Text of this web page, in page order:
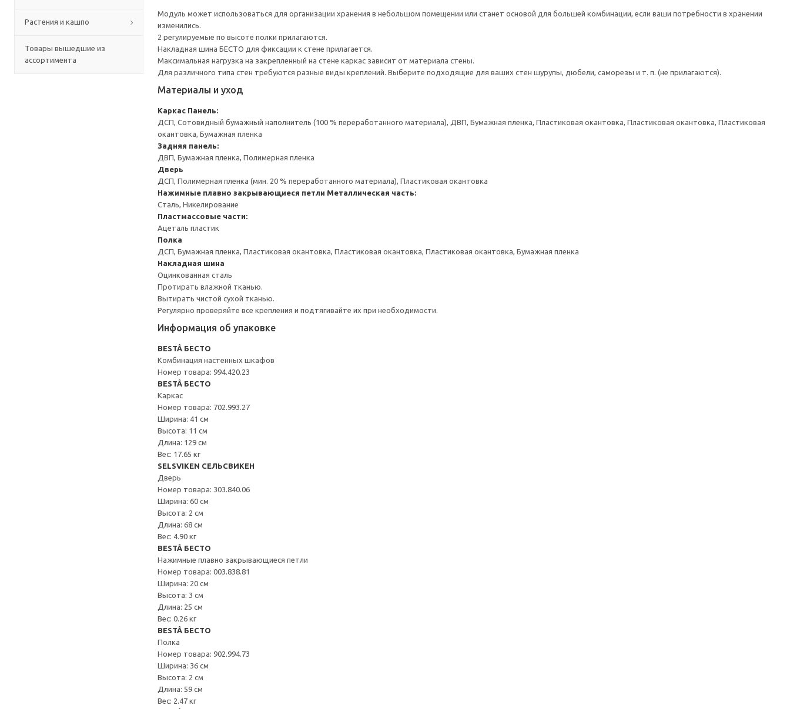
Растения и кашпо
Товары вышедшие из
ассортимента
Модуль может использоваться для организации хранения в небольшом помещении или станет основой для большей комбинации, если ваши потребности в хранении
изменились.
2 регулируемые по высоте полки прилагаются.
Накладная шина БЕСТО для фиксации к стене прилагается.
Максимальная нагрузка на закрепленный на стене каркас зависит от материала стены.
Для различного типа стен требуются разные виды креплений. Выберите подходящие для ваших стен шурупы, дюбели, саморезы и т. п. (не прилагаются).
Материалы и уход
Каркас Панель:
ДСП, Сотовидный бумажный наполнитель (100 % переработанного материала), ДВП, Бумажная пленка, Пластиковая окантовка, Пластиковая окантовка, Пластиковая
окантовка, Бумажная пленка
Задняя панель:
ДВП, Бумажная пленка, Полимерная пленка
Дверь
ДСП, Полимерная пленка (мин. 20 % переработанного материала), Пластиковая окантовка
Нажимные плавно закрывающиеся петли Металлическая часть:
Сталь, Никелирование
Пластмассовые части:
Ацеталь пластик
Полка
ДСП, Бумажная пленка, Пластиковая окантовка, Пластиковая окантовка, Пластиковая окантовка, Бумажная пленка
Накладная шина
Оцинкованная сталь
Протирать влажной тканью.
Вытирать чистой сухой тканью.
Регулярно проверяйте все крепления и подтягивайте их при необходимости.
Информация об упаковке
BESTÅ БЕСТО
Комбинация настенных шкафов
Номер товара: 994.420.23
BESTÅ БЕСТО
Каркас
Номер товара: 702.993.27
Ширина: 41 см
Высота: 11 см
Длина: 129 см
Вес: 17.65 кг
SELSVIKEN СЕЛЬСВИКЕН
Дверь
Номер товара: 303.840.06
Ширина: 60 см
Высота: 2 см
Длина: 68 см
Вес: 4.90 кг
BESTÅ БЕСТО
Нажимные плавно закрывающиеся петли
Номер товара: 003.838.81
Ширина: 20 см
Высота: 3 см
Длина: 25 см
Вес: 0.26 кг
BESTÅ БЕСТО
Полка
Номер товара: 902.994.73
Ширина: 36 см
Высота: 2 см
Длина: 59 см
Вес: 2.47 кг